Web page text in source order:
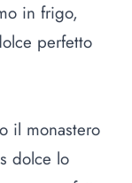
in frigo,
perfetto
il monastero
dolce lo